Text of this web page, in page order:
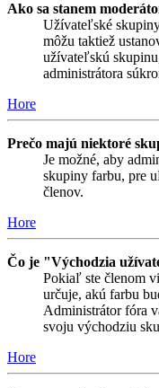
Ako sa stanem
Užívateľské
môžu taktiež
užívateľskú
administrátora
Hore
Prečo majú niektoré
Je možné, aby
skupiny farbu, pre
členov.
Hore
Čo je "Východzia
Pokiaľ ste členom
určuje, akú farbu
Administrátor fóra
svoju východziu
Hore